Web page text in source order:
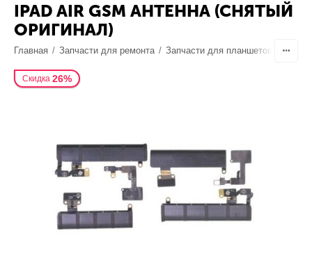
IPAD AIR GSM АНТЕННА (СНЯТЫЙ
ОРИГИНАЛ)
Главная / Запчасти для ремонта / Запчасти для планшетов
Скидка 26%